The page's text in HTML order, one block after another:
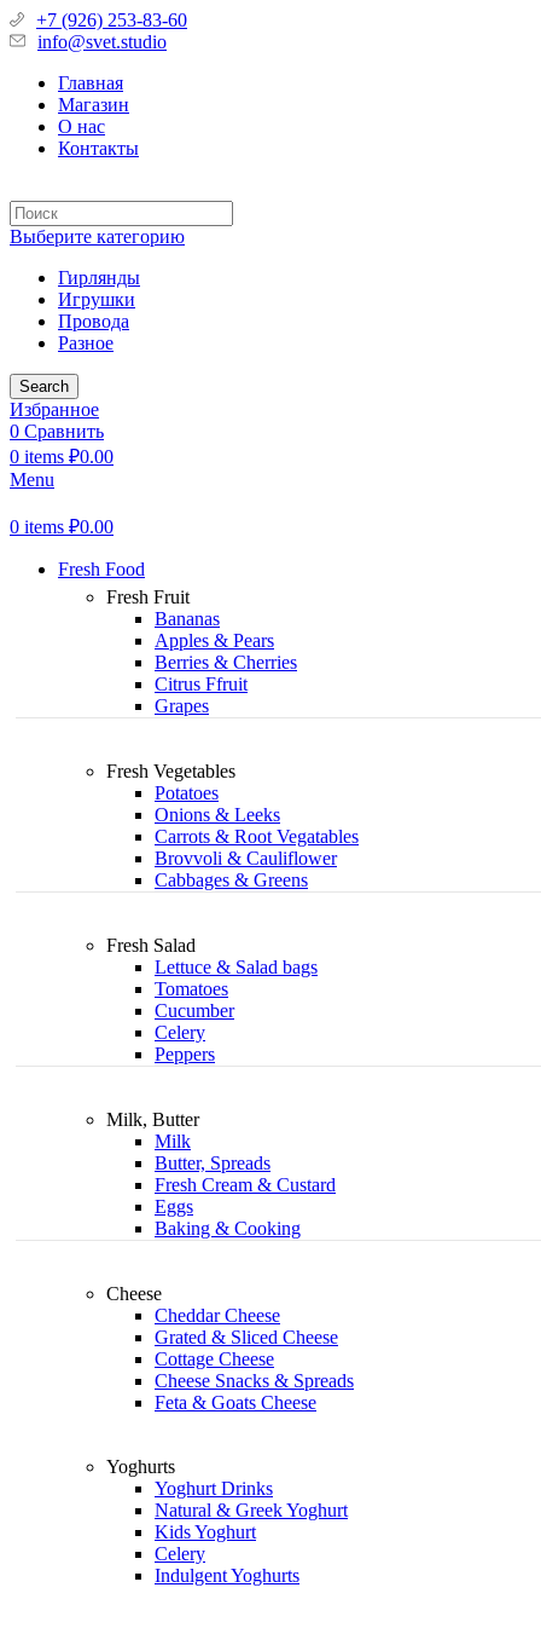
+7 (926) 253-83-60
info@svet.studio
Главная
Магазин
О нас
Контакты
Выберите категорию
Гирлянды
Игрушки
Провода
Разное
Search
Избранное
0 Сравнить
0 items ₽0.00
Menu
0 items ₽0.00
Fresh Food
Fresh Fruit
Bananas
Apples & Pears
Berries & Cherries
Citrus Ffruit
Grapes
Fresh Vegetables
Potatoes
Onions & Leeks
Carrots & Root Vegatables
Brovvoli & Cauliflower
Cabbages & Greens
Fresh Salad
Lettuce & Salad bags
Tomatoes
Cucumber
Celery
Peppers
Milk, Butter
Milk
Butter, Spreads
Fresh Cream & Custard
Eggs
Baking & Cooking
Cheese
Cheddar Cheese
Grated & Sliced Cheese
Cottage Cheese
Cheese Snacks & Spreads
Feta & Goats Cheese
Yoghurts
Yoghurt Drinks
Natural & Greek Yoghurt
Kids Yoghurt
Celery
Indulgent Yoghurts